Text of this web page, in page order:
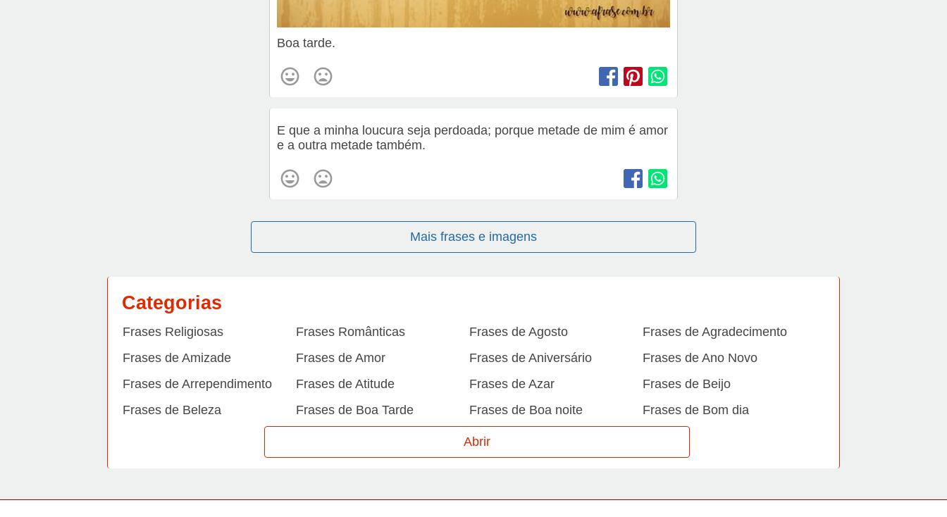
Boa tarde.
E que a minha loucura seja perdoada; porque metade de mim é amor
e a outra metade também.
Mais frases e imagens
Categorias
Frases Religiosas Frases Românticas Frases de Agosto
Frases de Agradecimento
Frases de Amizade
Frases de Amor Frases de Aniversário
Frases de Ano Novo
Frases de Arrependimento
Frases de Atitude Frases de Azar
Frases de Beijo
Frases de Beleza
Frases de Boa Tarde Frases de Boa noite
Frases de Bom dia
Frases de Caráter
Frases de Desculpa Frases de Dezembro
Frases de Dia Internacional
Abrir